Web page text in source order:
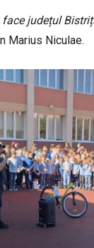
județul
Marius Niculae.